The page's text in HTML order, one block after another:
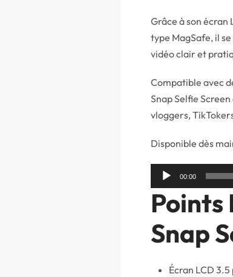
Grâce à son écran
type MagSafe, il
vidéo clair et
Compatible avec
Snap Selfie
vloggers,
Disponible dès
Lecteur
audio
00:00
Points
Snap
Écran LCD